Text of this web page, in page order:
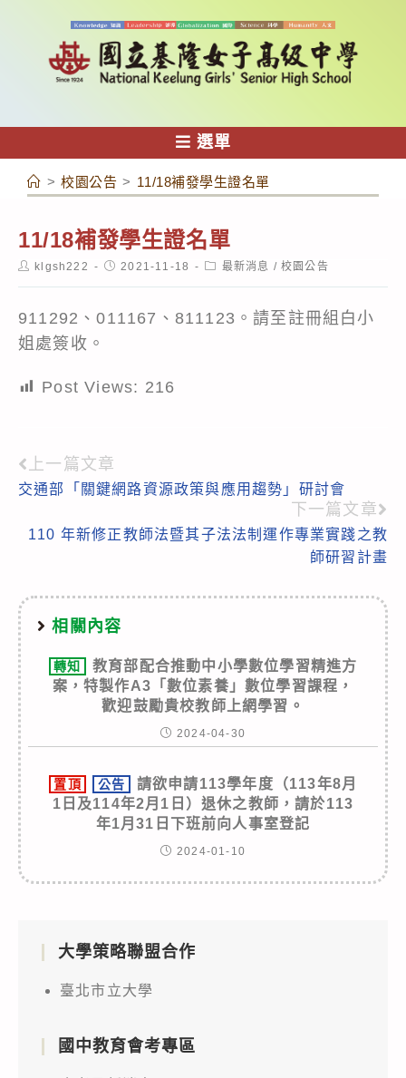
容
選單
> 校園公告 > 11/18補發學生證名單
11/18補發學生證名單
Postklgsh222
Post2021-11-18
Post最新消息 / 校園公告
911292、011167、811123。請至註冊組白小
姐處簽收。
Post Views: 216
Read
more
articles
上一篇文章
交通部「關鍵網路資源政策與應用趨勢」研討會
下一篇文章
110 年新修正教師法暨其子法法制運作專業實踐之教
師研習計畫
相關內容
轉知
教育部配合推動中小學數位學習精進方
案，特製作A3「數位素養」數位學習課程，
歡迎鼓勵貴校教師上網學習。
2024-04-30
置頂 公告
請欲申請113學年度（113年8月
1日及114年2月1日）退休之教師，請於113
年1月31日下班前向人事室登記
2024-01-10
大學策略聯盟合作
臺北市立大學
國中教育會考專區